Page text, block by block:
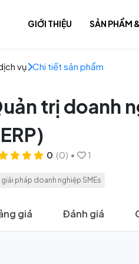
GIỚI THIỆU SẢN PHẨM
pháp số
dung số
Hạ tầng số
vụ Chi tiết sản phẩm
trị doanh
0 (0) • 1
giải pháp doanh nghiệp SMEs
giá Đánh giá